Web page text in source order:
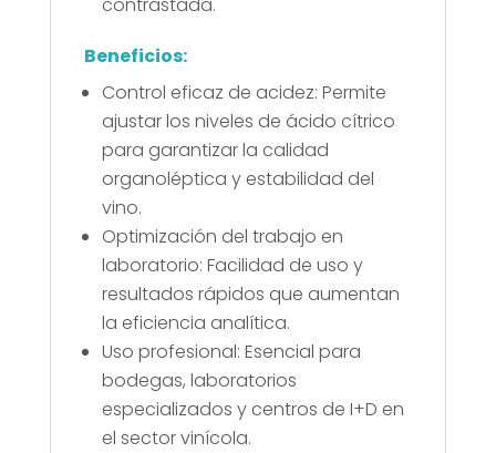
contrastada.
Beneficios:
Control eficaz de acidez: Permite
ajustar los niveles de ácido cítrico
para garantizar la calidad
organoléptica y estabilidad del
vino.
Optimización del trabajo en
laboratorio: Facilidad de uso y
resultados rápidos que aumentan
la eficiencia analítica.
Uso profesional: Esencial para
bodegas, laboratorios
especializados y centros de I+D en
el sector vinícola.